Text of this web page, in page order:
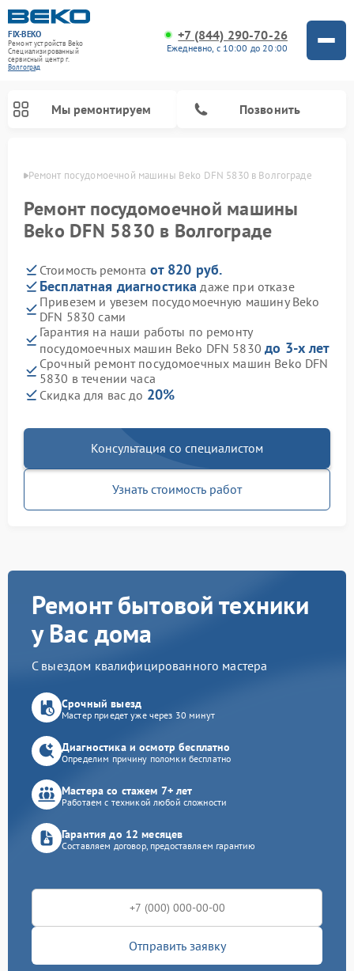
FIX-BEKO
Ремонт устройств Beko
Специализированный
cервисный центр г.
Волгоград
+7 (844) 290-70-26
Ежедневно, с 10:00 до 20:00
Мы ремонтируем Позвонить
Ремонт посудомоечной машины Beko DFN 5830 в Волгограде
Ремонт посудомоечной машины
Beko DFN 5830 в Волгограде
Стоимость ремонта от 820 руб.
Бесплатная диагностика даже при отказе
Привезем и увезем посудомоечную машину Beko
DFN 5830 сами
Гарантия на наши работы по ремонту
посудомоечных машин Beko DFN 5830до 3-х лет
Срочный ремонт посудомоечных машин Beko DFN
5830 в течении часа
Скидка для вас до 20%
Консультация со специалистом
Узнать стоимость работ
Ремонт бытовой техники
у Вас дома
С выездом квалифицированного мастера
Срочный выезд
Мастер приедет уже через 30 минут
Диагностика и осмотр бесплатно
Определим причину поломки бесплатно
Мастера со стажем 7+ лет
Работаем с техникой любой сложности
Гарантия до 12 месяцев
Составляем договор, предоставляем гарантию
Отправить заявку